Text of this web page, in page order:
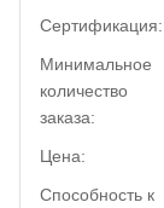
Сертификация:
Минимальное
количество
заказа:
Цена:
Способность к